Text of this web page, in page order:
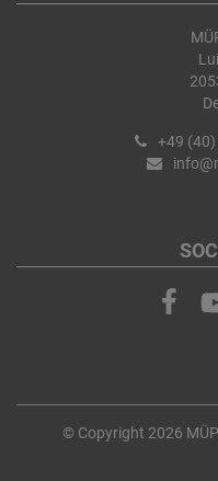
+49
© Copyright 2026